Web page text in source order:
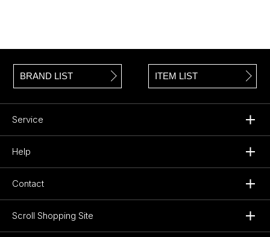
BRAND LIST ITEM LIST
Service
Help
Contact
Scroll Shopping Site